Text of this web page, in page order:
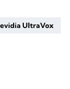
UltraVox